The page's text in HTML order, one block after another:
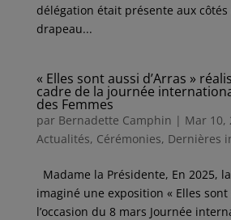
délégation était présente aux
drapeau...
« Elles sont aussi d’Arras »
cadre de la journée
des Femmes
par Bernadette Camphin | Mar 10,
Actualités, Cérémonies, Dernières
Madame la Présidente, En 2025,
imaginé une exposition « Elles sont
l’occasion du 8 mars Journée